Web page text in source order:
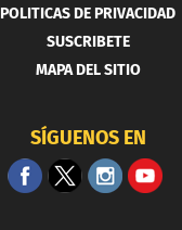
POLITICAS DE PRIVACIDAD
SUSCRIBETE
MAPA DEL SITIO
SÍGUENOS EN